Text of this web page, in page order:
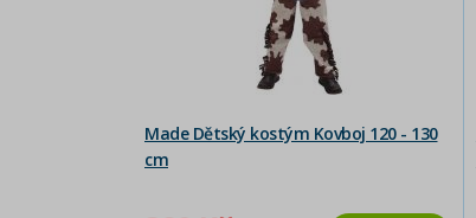
Made Dětský kostým Kovboj 120 - 130
cm